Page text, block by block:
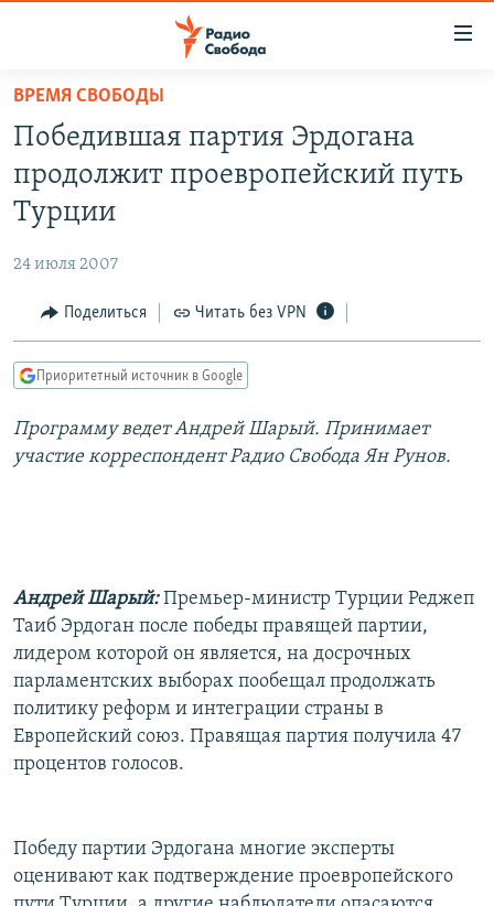
упрощенного
доступа
основному
Вернутся
Вернутся
поиску
ПРОГРАММЫ
ПОДКАСТЫ
АВТОРСКИЕ ПРОЕКТЫ
МНЕНИЯ
КУЛЬТУРА
КАВКАЗ.РЕАЛИИ
СЕВЕР.РЕАЛИИ
СИБИРЬ.РЕАЛИИ
СОЦИАЛЬНЫЕ СЕТИ
Все сайты РСЕ/РС
ВРЕМЯ СВОБОДЫ
Победившая партия Эрдогана
продолжит проевропейский путь
Турции
24 июля 2007
Поделиться Читать без VPN
Приоритетный источник в Google
Программу ведет Андрей Шарый. Принимает
участие корреспондент Радио Свобода Ян Рунов.
Андрей Шарый: Премьер-министр Турции Реджеп
Таиб Эрдоган после победы правящей партии,
лидером которой он является, на досрочных
парламентских выборах пообещал продолжать
политику реформ и интеграции страны в
Европейский союз. Правящая партия получила 47
процентов голосов.
Победу партии Эрдогана многие эксперты
оценивают как подтверждение проевропейского